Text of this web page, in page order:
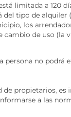
limitada a 120
del tipo de
los
de uso (la
no podrá
propietarios,
a las